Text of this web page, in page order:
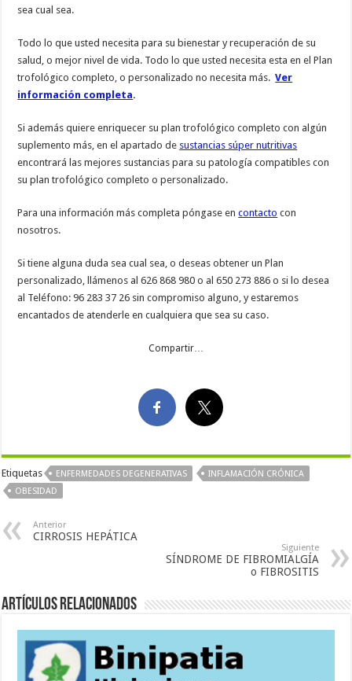
sea cual sea.
Todo lo que usted necesita para su bienestar y recuperación de su
salud, o mejor nivel de vida. Todo lo que usted necesita esta en el Plan
trofológico completo, o personalizado no necesita más.Ver
información completa.
Si además quiere enriquecer su plan trofológico completo con algún
suplemento más, en el apartado de sustancias súper nutritivas
encontrará las mejores sustancias para su patología compatibles con
su plan trofológico completo o personalizado.
Para una información más completa póngase encontacto con
nosotros.
Si tiene alguna duda sea cual sea, o deseas obtener un Plan
personalizado, llámenos al 626 868 980 o al 650 273 886 o si lo desea
al Teléfono: 96 283 37 26 sin compromiso alguno, y estaremos
encantados de atenderle en cualquiera que sea su caso.
Compartir…
Etiquetas ENFERMEDADES DEGENERATIVAS
INFLAMACIÓN CRÓNICA
OBESIDAD
Anterior
CIRROSIS HEPÁTICA
Siguiente
SÍNDROME DE FIBROMIALGÍA
o FIBROSITIS
Artículos Relacionados